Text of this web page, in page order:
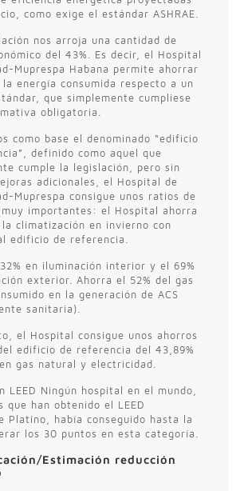
como exige el estándar ASHRAE.
nos arroja una cantidad de
del 43%. Es decir, el Hospital
Muprespa Habana permite ahorrar
la energía consumida respecto a un
que simplemente cumpliese
obligatoria.
como base el denominado “edificio
definido como aquel que
cumple la legislación, pero sin
adicionales, el Hospital de
Muprespa consigue unos ratios de
importantes: el Hospital ahorra
la climatización en invierno con
edificio de referencia.
en iluminación interior y el 69%
exterior. Ahorra el 52% del gas
en la generación de ACS
sanitaria).
el Hospital consigue unos ahorros
edificio de referencia del 43,89%
gas natural y electricidad.
LEED Ningún hospital en el mundo,
que han obtenido el LEED
Platino, había conseguido hasta la
los 30 puntos en esta categoría.
Estimación reducción